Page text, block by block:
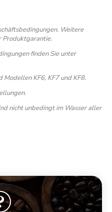
Weitere
Produktgarantie.
finden Sie unter
Modellen KF6, KF7 und KF8.
nicht unbedingt im Wasser aller